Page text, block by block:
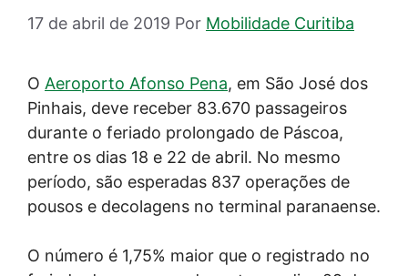
17 de abril de 2019 Por Mobilidade Curitiba
O Aeroporto Afonso Pena, em São José dos
Pinhais, deve receber 83.670 passageiros
durante o feriado prolongado de Páscoa,
entre os dias 18 e 22 de abril. No mesmo
período, são esperadas 837 operações de
pousos e decolagens no terminal paranaense.
O número é 1,75% maior que o registrado no